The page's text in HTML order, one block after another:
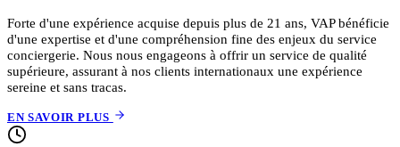
Forte d'une expérience acquise depuis plus de 21 ans, VAP bénéficie
d'une expertise et d'une compréhension fine des enjeux du service
conciergerie. Nous nous engageons à offrir un service de qualité
supérieure, assurant à nos clients internationaux une expérience
sereine et sans tracas.
EN SAVOIR PLUS